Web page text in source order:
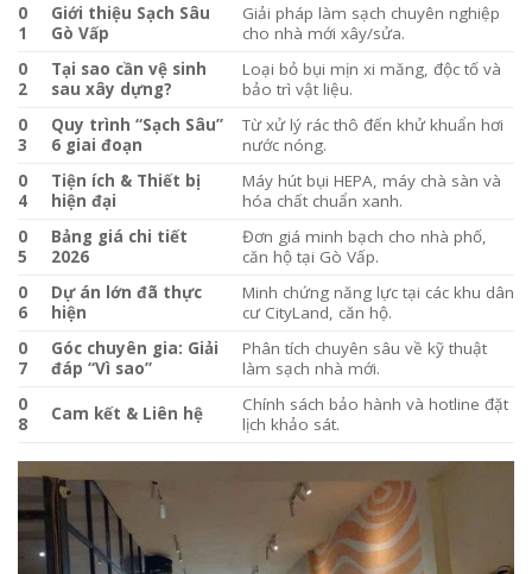
0
1
Giới thiệu Sạch Sâu
Gò Vấp
Giải pháp làm sạch chuyên nghiệp
cho nhà mới xây/sửa.
0
2
Tại sao cần vệ sinh
sau xây dựng?
Loại bỏ bụi mịn xi măng, độc tố và
bảo trì vật liệu.
0
3
Quy trình “Sạch Sâu”
6 giai đoạn
Từ xử lý rác thô đến khử khuẩn hơi
nước nóng.
0
4
Tiện ích & Thiết bị
hiện đại
Máy hút bụi HEPA, máy chà sàn và
hóa chất chuẩn xanh.
0
5
Bảng giá chi tiết
2026
Đơn giá minh bạch cho nhà phố,
căn hộ tại Gò Vấp.
0
6
Dự án lớn đã thực
hiện
Minh chứng năng lực tại các khu dân
cư CityLand, căn hộ.
0
7
Góc chuyên gia: Giải
đáp “Vì sao”
Phân tích chuyên sâu về kỹ thuật
làm sạch nhà mới.
0
8
Cam kết & Liên hệ
Chính sách bảo hành và hotline đặt
lịch khảo sát.